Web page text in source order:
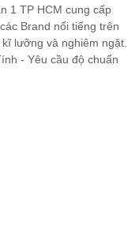
1 TP HCM cung cấp
Brand nổi tiếng trên
lưỡng và nghiêm ngặt.
- Yêu cầu độ chuẩn